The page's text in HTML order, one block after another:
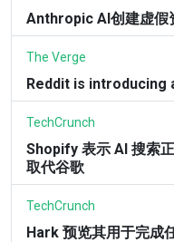
Anthropic AI创建虚假
The Verge
Reddit is introducing
TechCrunch
Shopify 表示 AI 搜索
取代谷歌
TechCrunch
Hark 预览其用于完成